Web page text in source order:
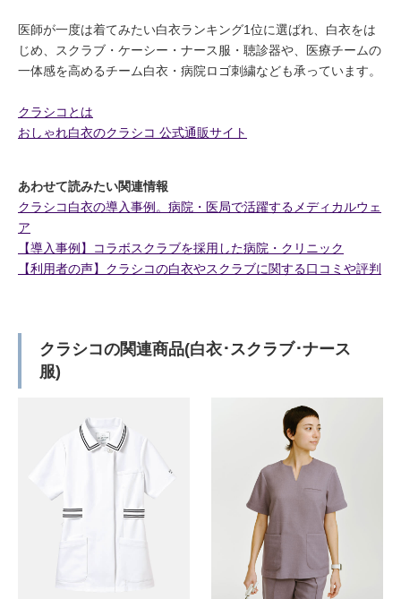
医師が一度は着てみたい白衣ランキング1位に選ばれ、白衣をは
じめ、スクラブ・ケーシー・ナース服・聴診器や、医療チームの
一体感を高めるチーム白衣・病院ロゴ刺繍なども承っています。
クラシコとは
おしゃれ白衣のクラシコ 公式通販サイト
あわせて読みたい関連情報
クラシコ白衣の導入事例。病院・医局で活躍するメディカルウェ
ア
【導入事例】コラボスクラブを採用した病院・クリニック
【利用者の声】クラシコの白衣やスクラブに関する口コミや評判
クラシコの関連商品(白衣･スクラブ･ナース
服)